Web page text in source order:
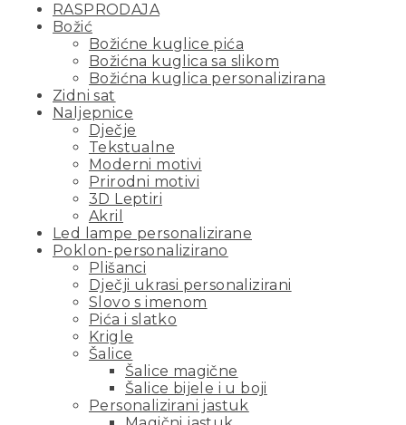
RASPRODAJA
Božić
Božićne kuglice pića
Božićna kuglica sa slikom
Božićna kuglica personalizirana
Zidni sat
Naljepnice
Dječje
Tekstualne
Moderni motivi
Prirodni motivi
3D Leptiri
Akril
Led lampe personalizirane
Poklon-personalizirano
Plišanci
Dječji ukrasi personalizirani
Slovo s imenom
Pića i slatko
Krigle
Šalice
Šalice magične
Šalice bijele i u boji
Personalizirani jastuk